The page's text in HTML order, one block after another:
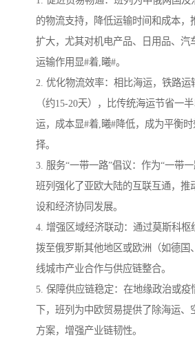
的物流支持，降低运输时间和成本，
扩大，尤其对机电产品、日用品、汽
运输作用显#着,曦#。
2. 优化物流效率：相比海运，铁路运
（约15-20天），比传统海运节省一
运，成本显#着,曦#降低，成为平衡
择。
3. 服务“一带一路”倡议：作为“一带一
班列强化了亚欧大陆的互联互通，推
设和经济协同发展。
4. 增强区域经济联动：通过莫斯科枢
拨至俄罗斯其他地区或欧洲（如德国
线城市产业合作与供应链整合。
5. 保障供应链稳定：在地缘政治或疫
下，班列为中欧贸易提供了除海运
方案，增强产业链韧性。